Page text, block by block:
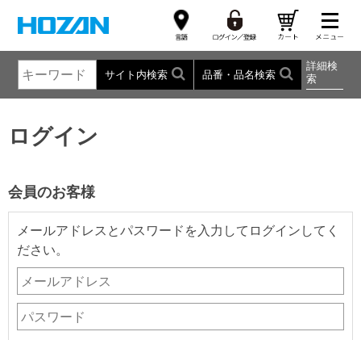
サイト内検索 品番・品名検索
詳細検
索
ログイン
会員のお客様
メールアドレスとパスワードを入力してログインしてく
ださい。